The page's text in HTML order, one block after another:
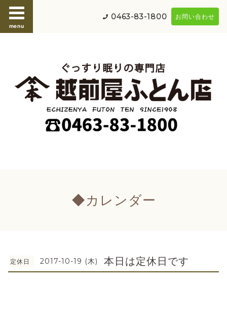
menu
0463-83-1800 お問い合わせ
◆カレンダー
定休日 2017-10-19 (木) 本日は定休日です